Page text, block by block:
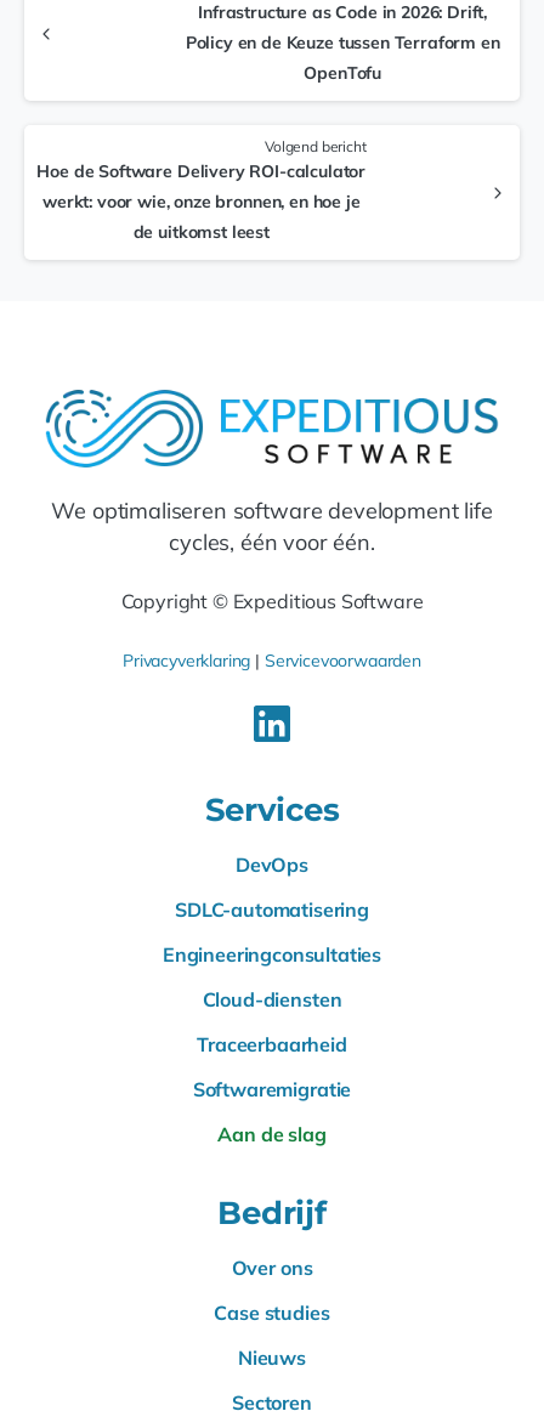
Infrastructure as Code in 2026: Drift,
Policy en de Keuze tussen Terraform en
OpenTofu
Volgend bericht
Hoe de Software Delivery ROI-calculator
werkt: voor wie, onze bronnen, en hoe je
de uitkomst leest
We optimaliseren software development life
cycles, één voor één.
Copyright © Expeditious Software
Privacyverklaring | Servicevoorwaarden
Services
DevOps
SDLC-automatisering
Engineeringconsultaties
Cloud-diensten
Traceerbaarheid
Softwaremigratie
Aan de slag
Bedrijf
Over ons
Case studies
Nieuws
Sectoren